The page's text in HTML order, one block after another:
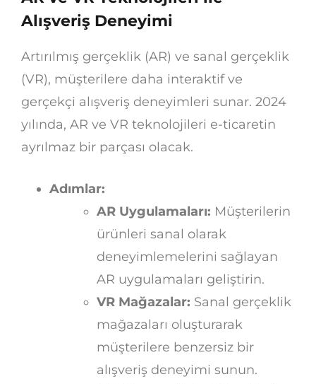
Alışveriş Deneyimi
Artırılmış gerçeklik (AR) ve sanal gerçeklik
(VR), müşterilere daha interaktif ve
gerçekçi alışveriş deneyimleri sunar. 2024
yılında, AR ve VR teknolojileri e-ticaretin
ayrılmaz bir parçası olacak.
Adımlar:
AR Uygulamaları: Müşterilerin
ürünleri sanal olarak
deneyimlemelerini sağlayan
AR uygulamaları geliştirin.
VR Mağazalar: Sanal gerçeklik
mağazaları oluşturarak
müşterilere benzersiz bir
alışveriş deneyimi sunun.